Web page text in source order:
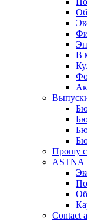
В
Прошу
ASTNA
Contact